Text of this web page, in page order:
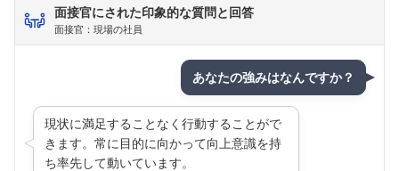
面接官にされた印象的な質問と回答
面接官：現場の社員
あなたの強みはなんですか？
現状に満足することなく行動することがで
きます。常に目的に向かって向上意識を持
ち率先して動いています。